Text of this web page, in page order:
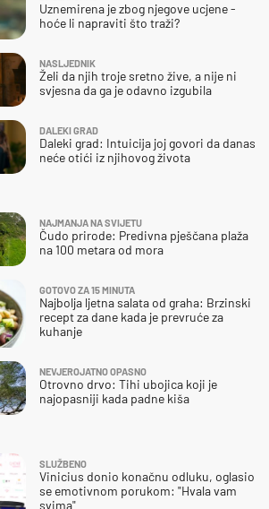
SLUŽBENO
Vinicius donio konačnu odluku, oglasio
se emotivnom porukom: "Hvala vam
svima"
Uznemirena je zbog njegove ucjene -
hoće li napraviti što traži?
NASLJEDNIK
Želi da njih troje sretno žive, a nije ni
svjesna da ga je odavno izgubila
DALEKI GRAD
Daleki grad: Intuicija joj govori da danas
neće otići iz njihovog života
NAJMANJA NA SVIJETU
Čudo prirode: Predivna pješčana plaža
na 100 metara od mora
GOTOVO ZA 15 MINUTA
Najbolja ljetna salata od graha: Brzinski
recept za dane kada je prevruće za
kuhanje
NEVJEROJATNO OPASNO
Otrovno drvo: Tihi ubojica koji je
najopasniji kada padne kiša